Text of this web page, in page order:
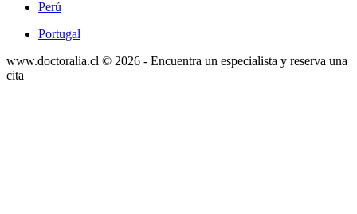
Perú
Portugal
www.doctoralia.cl © 2026 - Encuentra un especialista y reserva una
cita